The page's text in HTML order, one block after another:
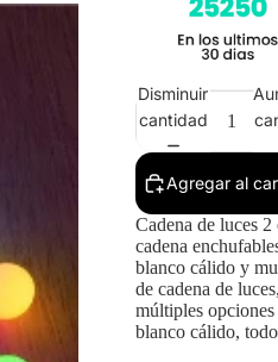
Disminuir
cantidad
Agregar al
Cadena de luces
cadena
blanco cálido y
de cadena de
múltiples
blanco cálido,